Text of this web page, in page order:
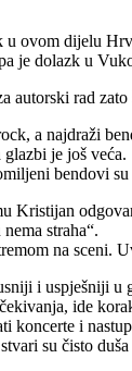
u ovom dijelu
je dolazk u
autorski rad
a najdraži
glazbi je još veća.
bendovi
Kristijan
straha“.
na sceni.
i uspješniji u
ide
koncerte i
su čisto